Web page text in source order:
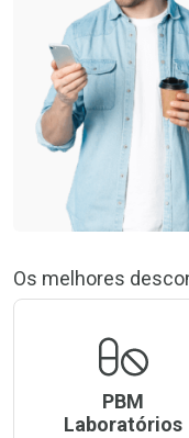
Os melhores
PBM
Laboratórios